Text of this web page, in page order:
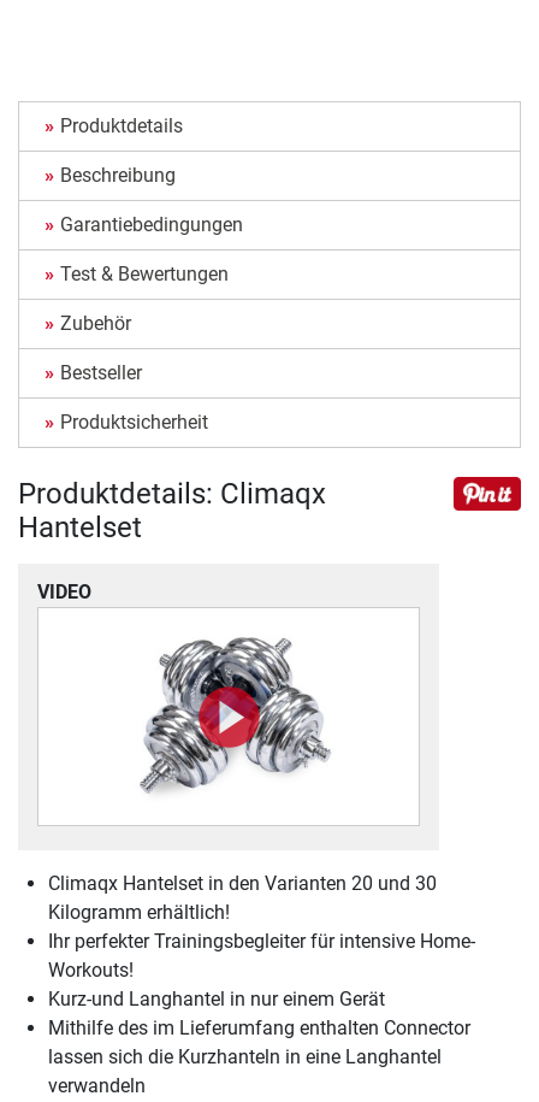
Produktdetails
Beschreibung
Garantiebedingungen
Test & Bewertungen
Zubehör
Bestseller
Produktsicherheit
Produktdetails: Climaqx
Hantelset
VIDEO
Climaqx Hantelset in den Varianten 20 und 30
Kilogramm erhältlich!
Ihr perfekter Trainingsbegleiter für intensive Home-
Workouts!
Kurz-und Langhantel in nur einem Gerät
Mithilfe des im Lieferumfang enthalten Connector
lassen sich die Kurzhanteln in eine Langhantel
verwandeln